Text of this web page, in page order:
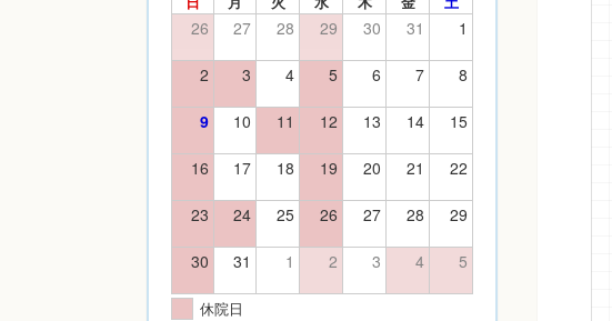
26 27 28 29 30 31 1
2 3 4 5 6 7 8
9 10 11 12 13 14 15
16 17 18 19 20 21 22
23 24 25 26 27 28 29
30 31 1 2 3 4 5
休院日